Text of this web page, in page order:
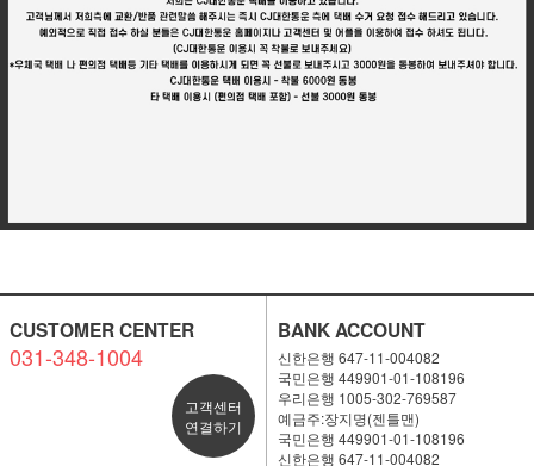
CUSTOMER CENTER
031-348-1004
고객센터
연결하기
BANK ACCOUNT
신한은행 647-11-004082
국민은행 449901-01-108196
우리은행 1005-302-769587
예금주:장지명(젠틀맨)
국민은행 449901-01-108196
신한은행 647-11-004082